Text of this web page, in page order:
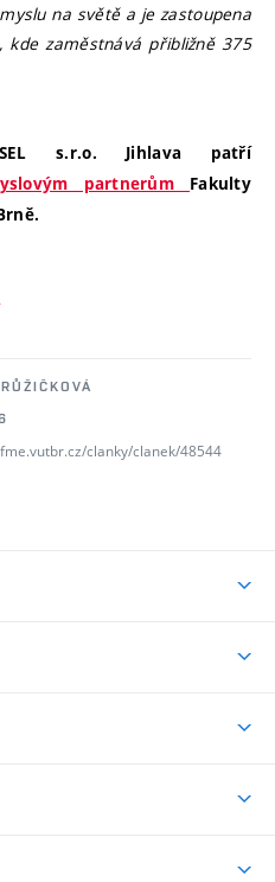
na světě a je zastoupena
zaměstnává přibližně 375
s.r.o. Jihlava patří
partnerům Fakulty
clanky/clanek/48544